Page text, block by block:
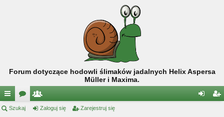
Forum dotyczące hodowli ślimaków jadalnych Helix Aspersa
Müller i Maxima.
ię or ży
Szukaj Zaloguj się Zarejestruj się